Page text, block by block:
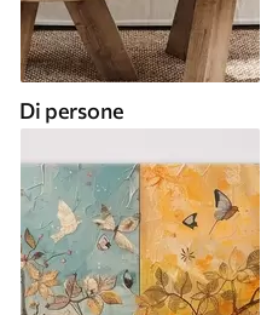
Di persone